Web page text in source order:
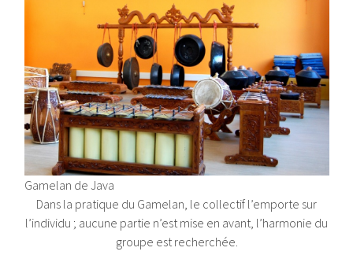
Gamelan de Java
Dans la pratique du Gamelan, le collectif l’emporte sur
l’individu ; aucune partie n’est mise en avant, l’harmonie du
groupe est recherchée.